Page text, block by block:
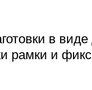
в
рамки и